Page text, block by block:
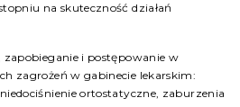
na skuteczność działań
i postępowanie w
zagrożeń w gabinecie lekarskim:
ortostatyczne, zaburzenia